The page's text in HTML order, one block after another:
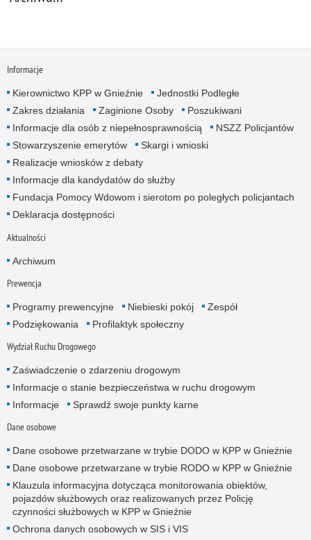
Informacje
Kierownictwo KPP w Gnieźnie
Jednostki Podległe
Zakres działania
Zaginione Osoby
Poszukiwani
Informacje dla osób z niepełnosprawnością
NSZZ Policjantów
Stowarzyszenie emerytów
Skargi i wnioski
Realizacje wniosków z debaty
Informacje dla kandydatów do służby
Fundacja Pomocy Wdowom i sierotom po poległych policjantach
Deklaracja dostępności
Aktualności
Archiwum
Prewencja
Programy prewencyjne Niebieski pokój
Zespół
Podziękowania
Profilaktyk społeczny
Wydział Ruchu Drogowego
Zaświadczenie o zdarzeniu drogowym
Informacje o stanie bezpieczeństwa w ruchu drogowym
Informacje
Sprawdź swoje punkty karne
Dane osobowe
Dane osobowe przetwarzane w trybie DODO w KPP w Gnieźnie
Dane osobowe przetwarzane w trybie RODO w KPP w Gnieźnie
Klauzula informacyjna dotycząca monitorowania obiektów,
pojazdów służbowych oraz realizowanych przez Policję
czynności służbowych w KPP w Gnieźnie
Ochrona danych osobowych w SIS i VIS